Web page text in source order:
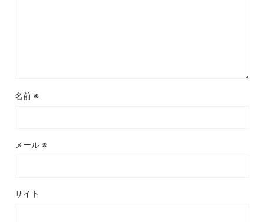
名前 ※
メール ※
サイト